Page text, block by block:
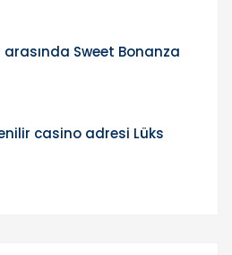
arasında Sweet Bonanza
casino adresi Lüks